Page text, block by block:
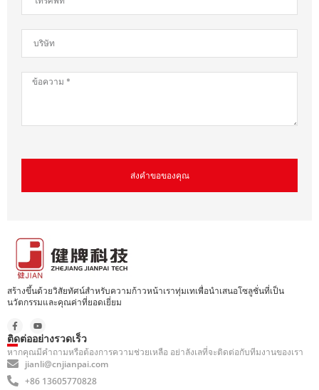
ส่งคำขอของคุณ
สร้างขึ้นด้วยวิสัยทัศน์สำหรับความก้าวหน้าเราทุ่มเทเพื่อนำเสนอโซลูชั่นที่เป็น
นวัตกรรมและคุณค่าที่ยอดเยี่ยม
ติดต่ออย่างรวดเร็ว
หากคุณมีคำถามหรือต้องการความช่วยเหลือ อย่าลังเลที่จะติดต่อกับทีมงานของเรา
jianli@cnjianpai.com
+86 13605770828